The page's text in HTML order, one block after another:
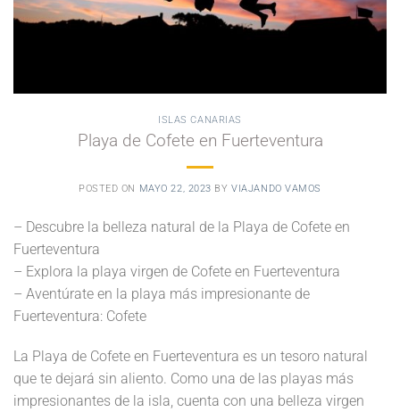
ISLAS CANARIAS
Playa de Cofete en Fuerteventura
POSTED ON MAYO 22, 2023 BYVIAJANDO VAMOS
– Descubre la belleza natural de la Playa de Cofete en
Fuerteventura
– Explora la playa virgen de Cofete en Fuerteventura
– Aventúrate en la playa más impresionante de
Fuerteventura: Cofete
La Playa de Cofete en Fuerteventura es un tesoro natural
que te dejará sin aliento. Como una de las playas más
impresionantes de la isla, cuenta con una belleza virgen